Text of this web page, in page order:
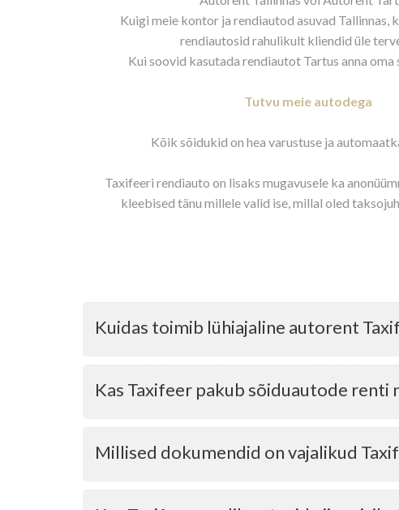
Kuigi meie kontor ja rendiautod asuvad Tallinnas,
rendiautosid rahulikult kliendid üle
Kui soovid kasutada rendiautot Tartus anna oma
Tutvu meie autodega
Kõik sõidukid on hea varustuse ja
Taxifeeri rendiauto on lisaks mugavusele ka
kleebised tänu millele valid ise,millal oled
Kuidas toimib lühiajaline autorent
läbisõidupiirangu suurendamine (rendihinnas
tagatisraha vähendamine (tagatisraha muidu 300 €
Kas Taxifeer pakub sõiduautode renti
Millised dokumendid on vajalikud